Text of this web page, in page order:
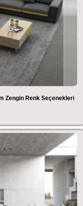
Zengin Renk Seçenekleri